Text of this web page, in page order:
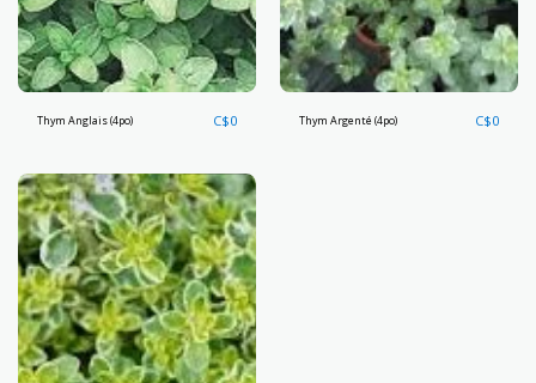
Thym Anglais (4po) C$0 Thym Argenté (4po) C$0